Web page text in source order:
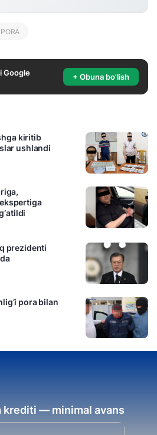
PORA
Google
+ Obuna bo'lish
kiritib
ushlandi
prezidenti
pora bilan
krediti — minimal avans